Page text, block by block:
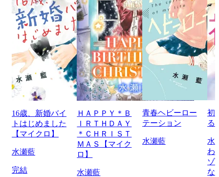
16歳、新婚バイ
トはじめました
【マイクロ】
水瀬藍
完結
ＨＡＰＰＹ＊Ｂ
ＩＲＴＨＤＡＹ
＊ＣＨＲＩＳＴ
ＭＡＳ【マイク
ロ】
水瀬藍
青春ヘビーロー
テーション
水瀬藍
初
る
水
わ
ゾ
な